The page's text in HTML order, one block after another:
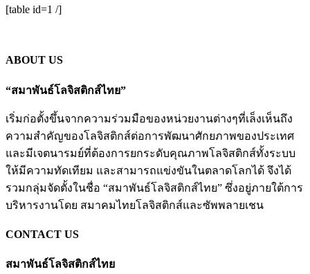
[table id=1 /]
ABOUT US
“สมาพันธ์โลจิสติกส์ไทย”
เริ่มก่อตั้งขึ้นจากความร่วมมือของหน่วยงานต่างๆที่เล็งเห็นถึง
ความสำคัญของโลจิสติกส์ต่อการพัฒนาศักยภาพของประเทศ
และมีเจตนารมย์ที่ต้องการยกระดับคุณภาพโลจิสติกส์ทั้งระบบ
ให้มีความทัดเทียม และสามารถแข่งขันในตลาดโลกได้ จึงได้
รวมกลุ่มจัดตั้งในชื่อ “สมาพันธ์โลจิสติกส์ไทย” ซึ่งอยู่ภายใต้การ
บริหารงานโดย สมาคมไทยโลจิสติกส์และซัพพลายเชน
CONTACT US
สมาพันธ์โลจิสติกส์ไทย